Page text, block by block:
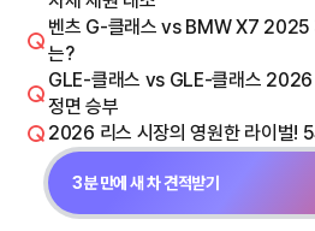
벤츠 G-클래스 vs BMW X7 2025
는?
GLE-클래스 vs GLE-클래스 2026
정면 승부
2026 리스 시장의 영원한 라이벌!
3분 만에 새 차 견적받기